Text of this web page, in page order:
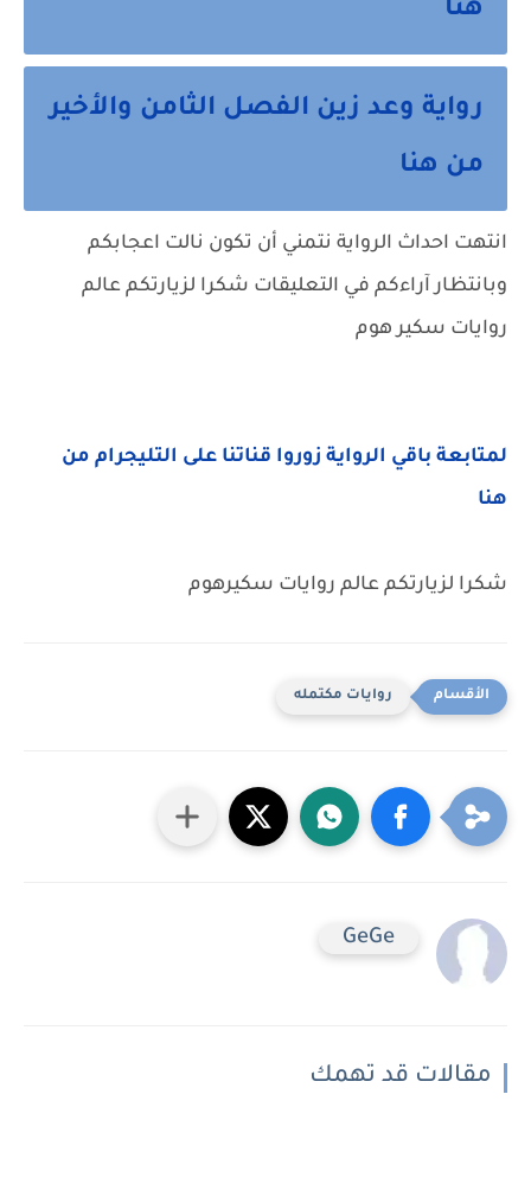
هنا
رواية وعد زين الفصل الثامن والأخير
من هنا
انتهت احداث الرواية نتمني أن تكون نالت اعجابكم
وبانتظار آراءكم في التعليقات شكرا لزيارتكم عالم
روايات سكير هوم
لمتابعة باقي الرواية زوروا قناتنا على التليجرام من
هنا
شكرا لزيارتكم عالم روايات سكيرهوم
روايات مكتمله
GeGe
مقالات قد تهمك